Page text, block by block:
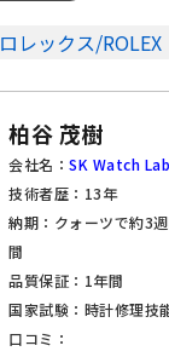
ロレックス/ROLEX
柏谷 茂樹
会社名：SK Watch
技術者歴：13年
納期：クォーツで約3
間
品質保証：1年間
国家試験：時計修理技
口コミ：